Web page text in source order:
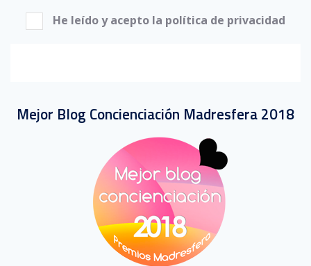
He leído y acepto la política de privacidad
Mejor Blog Concienciación Madresfera 2018